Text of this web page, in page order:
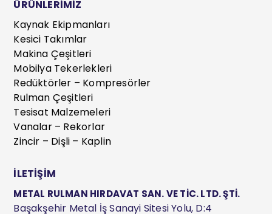
ÜRÜNLERİMİZ
Kaynak Ekipmanları
Kesici Takımlar
Makina Çeşitleri
Mobilya Tekerlekleri
Redüktörler – Kompresörler
Rulman Çeşitleri
Tesisat Malzemeleri
Vanalar – Rekorlar
Zincir – Dişli – Kaplin
İLETİŞİM
METAL RULMAN HIRDAVAT SAN. VE TİC. LTD. ŞTİ.
Başakşehir Metal İş Sanayi Sitesi Yolu, D:4